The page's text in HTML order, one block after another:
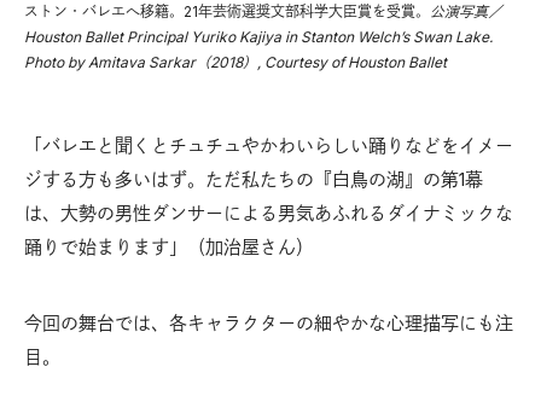
ストン・バレエへ移籍。21年芸術選奨文部科学大臣賞を受賞。
公演写真／
Houston Ballet Principal Yuriko Kajiya in Stanton Welch’s Swan Lake.
Photo by Amitava Sarkar（2018）, Courtesy of Houston Ballet
「バレエと聞くとチュチュやかわいらしい踊りなどをイメー
ジする方も多いはず。ただ私たちの『白鳥の湖』の第1幕
は、大勢の男性ダンサーによる男気あふれるダイナミックな
踊りで始まります」（加治屋さん）
今回の舞台では、各キャラクターの細やかな心理描写にも注
目。